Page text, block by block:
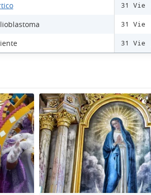
31 Vie
31 Vie
31 Vie